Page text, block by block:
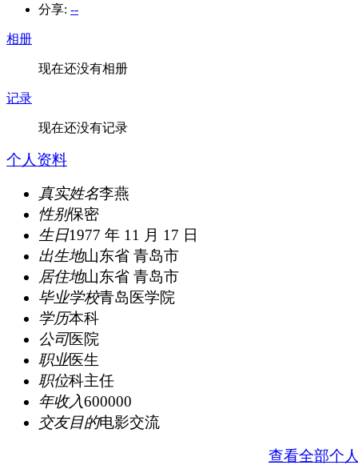
分享: --
相册
现在还没有相册
记录
现在还没有记录
个人资料
真实姓名李燕
性别保密
生日1977 年 11 月 17 日
出生地山东省 青岛市
居住地山东省 青岛市
毕业学校青岛医学院
学历本科
公司医院
职业医生
职位科主任
年收入600000
交友目的电影交流
查看全部个